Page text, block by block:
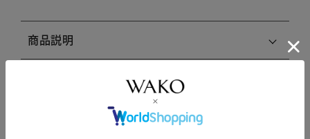
商品説明
注意事項・キャンセル・返品